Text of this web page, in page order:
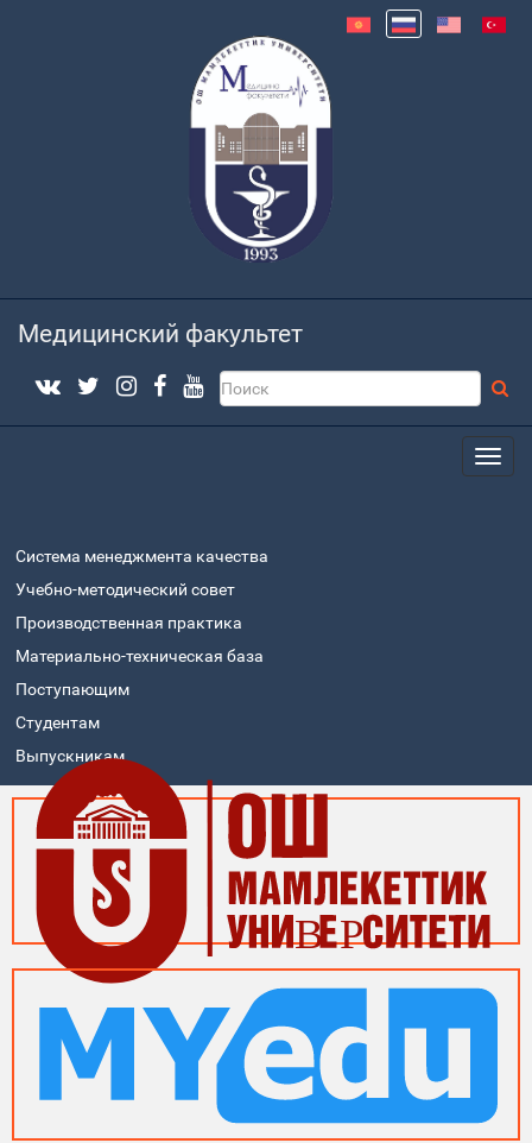
Медицинский факультет
Система менеджмента качества
Учебно-методический совет
Производственная практика
Материально-техническая база
Поступающим
Студентам
Выпускникам